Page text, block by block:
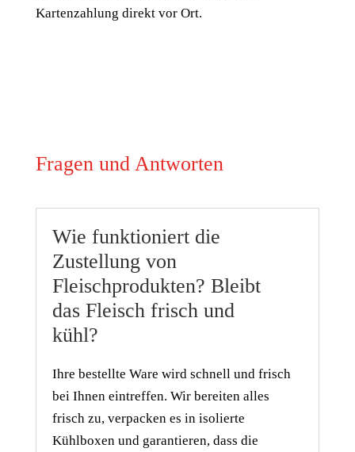
Kartenzahlung direkt vor Ort.
Fragen und Antworten
Wie funktioniert die
Zustellung von
Fleischprodukten? Bleibt
das Fleisch frisch und
kühl?
Ihre bestellte Ware wird schnell und frisch
bei Ihnen eintreffen. Wir bereiten alles
frisch zu, verpacken es in isolierte
Kühlboxen und garantieren, dass die